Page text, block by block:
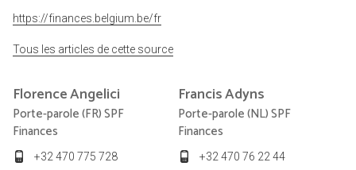
https://finances.belgium.be/fr
Tous les articles de cette source
FlorenceAngelici
Porte-parole (FR) SPF
Finances
+32 470 775 728
FrancisAdyns
Porte-parole (NL) SPF
Finances
+32 470 76 22 44